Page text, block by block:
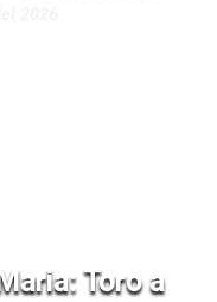
Toro a